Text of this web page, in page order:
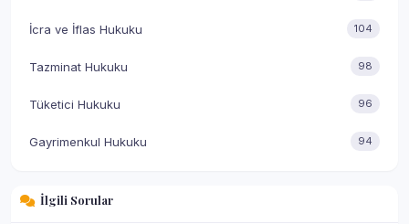
İcra ve İflas Hukuku 104
Tazminat Hukuku 98
Tüketici Hukuku 96
Gayrimenkul Hukuku 94
İlgili Sorular